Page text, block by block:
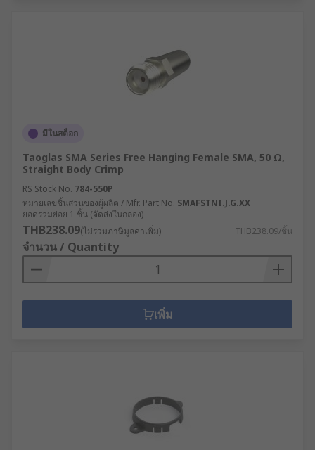
มีในสต็อก
Taoglas SMA Series Free Hanging Female SMA, 50 Ω,
Straight Body Crimp
RS Stock No. 784-550P
หมายเลขชิ้นส่วนของผู้ผลิต / Mfr. Part No. SMAFSTNI.J.G.XX
ยอดรวมย่อย 1 ชิ้น (จัดส่งในกล่อง)
THB238.09(ไม่รวมภาษีมูลค่าเพิ่ม) THB238.09/ชิ้น
จำนวน / Quantity
เพิ่ม